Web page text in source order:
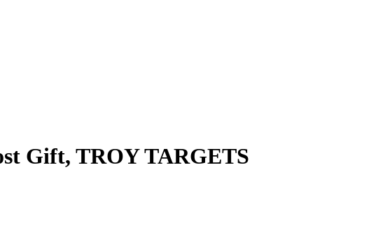
Gift, TROY TARGETS